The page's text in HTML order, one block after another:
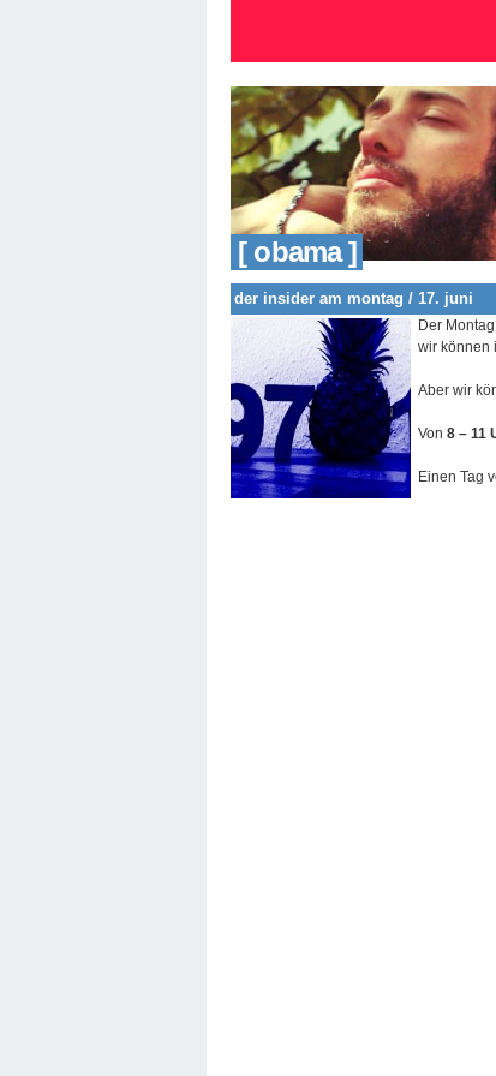
[ obama ]
der insider am montag / 17. juni
Der
wir können
Aber wir
Von 8 – 11
Einen Tag